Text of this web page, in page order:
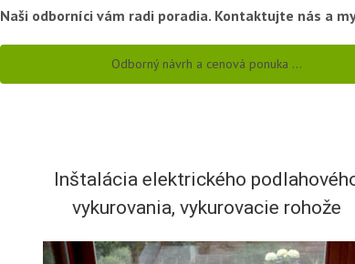
Naši odborníci vám radi poradia. Kontaktujte nás a
Odborný návrh a cenová ponuka …
Inštalácia elektrického
vykurovania, vykurovacie rohože